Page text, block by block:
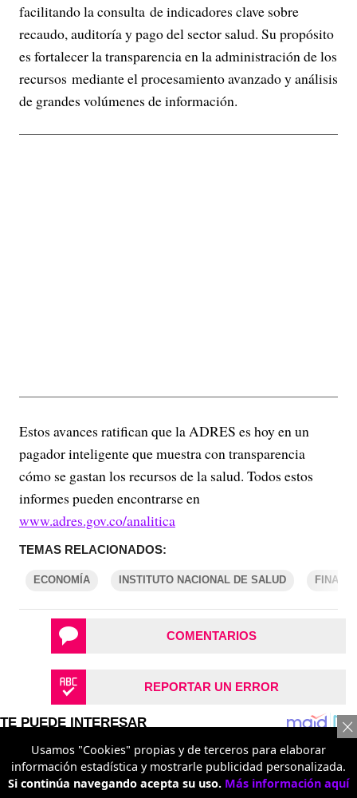
facilitando la consulta de indicadores clave sobre
recaudo, auditoría y pago del sector salud. Su propósito
es fortalecer la transparencia en la administración de los
recursos mediante el procesamiento avanzado y análisis
de grandes volúmenes de información.
Estos avances ratifican que la ADRES es hoy en un
pagador inteligente que muestra con transparencia
cómo se gastan los recursos de la salud. Todos estos
informes pueden encontrarse en
www.adres.gov.co/analitica
TEMAS RELACIONADOS:
ECONOMÍA INSTITUTO NACIONAL DE SALUD
COMENTARIOS
REPORTAR UN ERROR
Usamos "Cookies" propias y de terceros para elaborar
información estadística y mostrarle publicidad personalizada.
Si continúa navegando acepta su uso. Más información aquí